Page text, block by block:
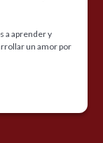
a aprender y
un amor por